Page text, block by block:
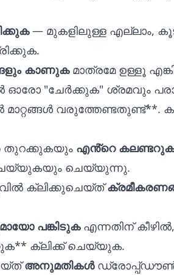
— മുകളിലുള്ള എല്ലാം,
കാണുകമാത്രമേ ഉള്ളൂ
ഓരോ "ചേർക്കുക" ശ്രമവും
വരുത്തേണ്ടതുണ്ട്**.
തുറക്കുകയും എൻ്റെ
ചെയ്യുകയും ചെയ്യുന്നു.
ക്ലിക്കുചെയ്‌ത്
പങ്കിടുകഎന്നതിന്
ക്ലിക്ക് ചെയ്യുക.
അനുമതികൾ